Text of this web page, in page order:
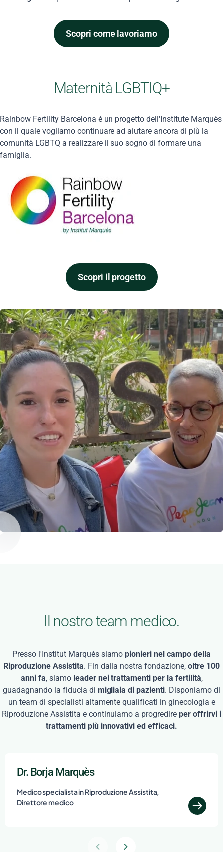
Scopri come lavoriamo
Maternità LGBTIQ+
Rainbow Fertility Barcelona è un progetto dell'Institute Marquès
con il quale vogliamo continuare ad aiutare ancora di più la
comunità LGBTQ a realizzare il suo sogno di formare una
famiglia.
Scopri il progetto
Il nostro team medico.
Presso l'Institut Marquès siamo pionieri nel campo della
Riproduzione Assistita. Fin dalla nostra fondazione, oltre 100
anni fa, siamo leader nei trattamenti per la fertilità,
guadagnando la fiducia di migliaia di pazienti. Disponiamo di
un team di specialisti altamente qualificati in ginecologia e
Riproduzione Assistita e continuiamo a progredire per offrirvi i
trattamenti più innovativi ed efficaci.
Dr. Borja Marquès
Medico specialista in Riproduzione Assistita,
Direttore medico